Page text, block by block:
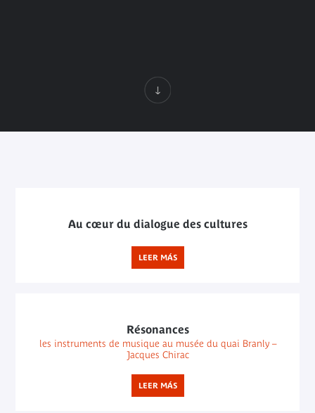
Au cœur du dialogue des cultures
LEER MÁS
Résonances
les instruments de musique au musée du quai Branly –
Jacques Chirac
LEER MÁS